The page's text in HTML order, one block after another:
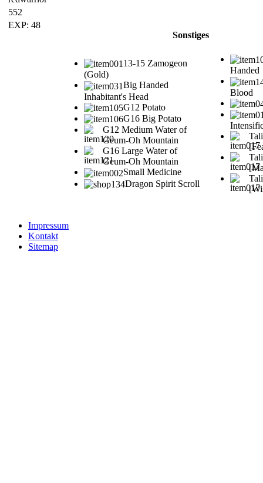
552
EXP: 48
Sonstiges
13-15 Zamogeon
(Gold)
Big Handed
Inhabitant's Head
G12 Potato
G16 Big Potato
G12 Medium Water of
Geum-Oh Mountain
G16 Large Water of
Geum-Oh Mountain
Small Medicine
Dragon Spirit Scroll
Handed
Blood
Impressum
Kontakt
Sitemap